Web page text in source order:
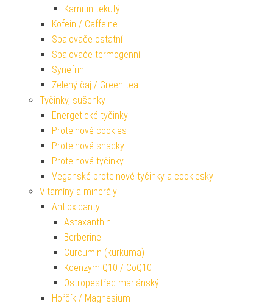
Karnitin tekutý
Kofein / Caffeine
Spalovače ostatní
Spalovače termogenní
Synefrin
Zelený čaj / Green tea
Tyčinky, sušenky
Energetické tyčinky
Proteinové cookies
Proteinové snacky
Proteinové tyčinky
Veganské proteinové tyčinky a cookiesky
Vitamíny a minerály
Antioxidanty
Astaxanthin
Berberine
Curcumin (kurkuma)
Koenzym Q10 / CoQ10
Ostropestřec mariánský
Hořčík / Magnesium